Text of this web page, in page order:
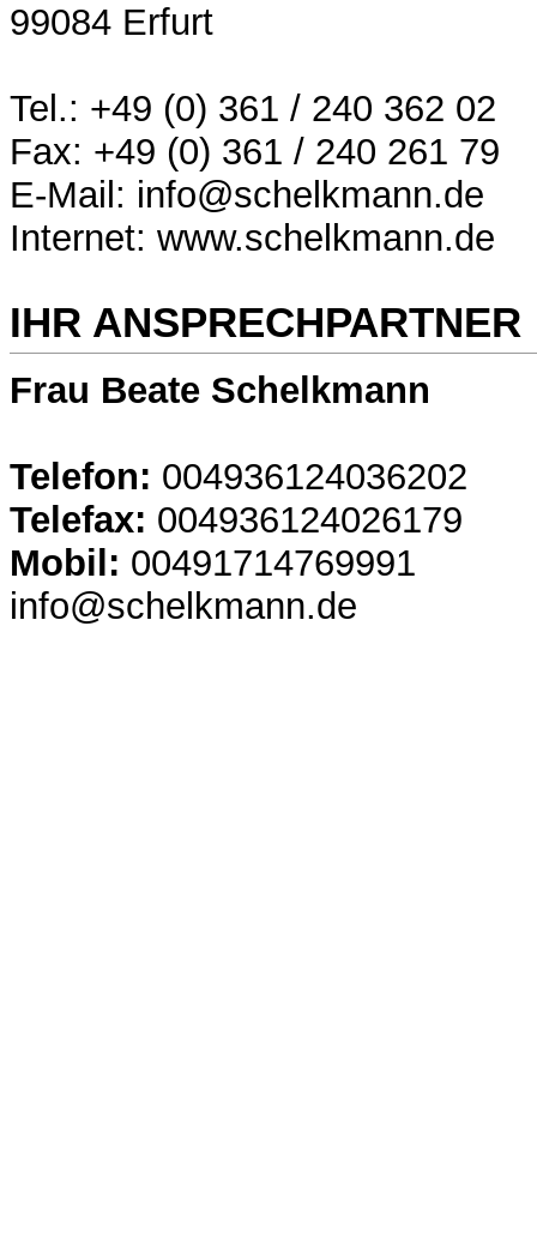
99084 Erfurt
Tel.: +49 (0) 361 / 240 362 02
Fax: +49 (0) 361 / 240 261 79
E-Mail: info@schelkmann.de
Internet: www.schelkmann.de
IHR ANSPRECHPARTNER
Frau Beate Schelkmann
Telefon: 004936124036202
Telefax: 004936124026179
Mobil: 00491714769991
info@schelkmann.de